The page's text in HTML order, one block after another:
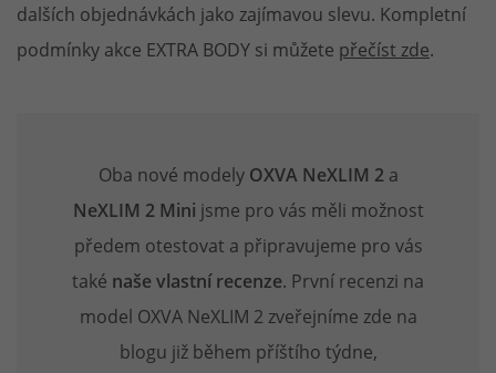
dalších objednávkách jako zajímavou slevu. Kompletní
podmínky akce EXTRA BODY si můžete přečíst zde.
Oba nové modely OXVA NeXLIM 2 a
NeXLIM 2 Mini jsme pro vás měli možnost
předem otestovat a připravujeme pro vás
také naše vlastní recenze. První recenzi na
model OXVA NeXLIM 2 zveřejníme zde na
blogu již během příštího týdne,